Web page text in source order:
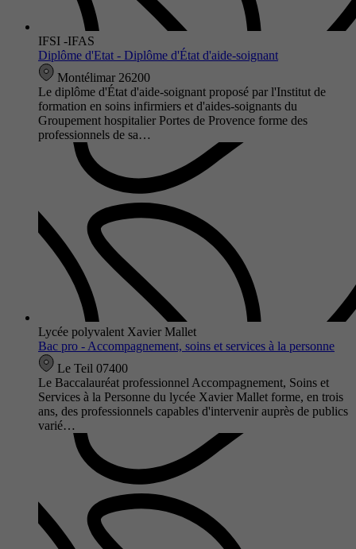
IFSI -IFAS
Diplôme d'Etat - Diplôme d'État d'aide-soignant
Montélimar 26200
Le diplôme d'État d'aide-soignant proposé par l'Institut de
formation en soins infirmiers et d'aides-soignants du
Groupement hospitalier Portes de Provence forme des
professionnels de sa…
Lycée polyvalent Xavier Mallet
Bac pro - Accompagnement, soins et services à la personne
Le Teil 07400
Le Baccalauréat professionnel Accompagnement, Soins et
Services à la Personne du lycée Xavier Mallet forme, en trois
ans, des professionnels capables d'intervenir auprès de publics
varié…